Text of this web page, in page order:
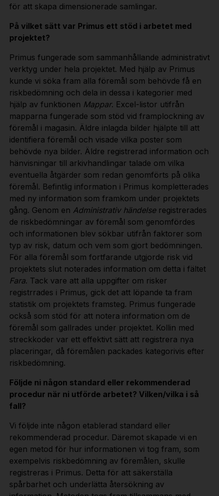
för att skapa dimensionerade samlingar.
På vilket sätt var Primus ett stöd i arbetet med
projektet?
Primus fungerade som sammanhållande administrativt
verktyg under hela projektet. Med hjälp av Primus
kunde vi söka fram alla föremål som behövde få en
riskbedömning och dela in dessa i kategorier med
hjälp av funktionen Mappar. Excel-listor utifrån
mapparna fungerade som stöd vid framplockning av
föremål i magasin. Äldre inlagda bilder hjälpte till att
identifiera föremål och visade vilka poster som
behövde nya bilder. Äldre registrerad information och
hänvisningar till arkivhandlingar talade om vilka
eventuella åtgärder som redan genomförts på olika
föremål. Befintlig information i Primus kompletterades
med ny information som framkom under projektets
gång. Genom en Administrativ händelseregistrerades
de riskbedömningar av föremål som genomfördes
och informationen blev sökbar utifrån faktorer som
typ av risk, datum och vem som gjort bedömningen.
För alla föremål som fortfarande utgjorde risk vid
projektets slut noterades information om detta i fältet
Fara. Tack vare att alla uppgifter om risker
registrrades i Primus, gick det att löpande ta fram
statistik om projektets framsteg. Primus fungerade
också som stöd för att notera information om de
föremål som gallrades under projektet. Kollin med
streckkoder var ett effektivt sätt att registrera nya
placeringar, då föremålen packades kategorivis efter
riskbedömning.
Följde ni någon standard eller rekommenderad
procedur när ni utförde arbetet? Vilken/vilka i så
fall?
Vi följde inte någon etablerad standard eller
rekommenderad procedur. Däremot skapade vi en
egen metod för hur informationen vi tog fram, som
exempelvis riskbedömning av föremålen, skulle
registreras i Primus. Detta för att säkerställa
spårbarhet och underlätta återsökning av